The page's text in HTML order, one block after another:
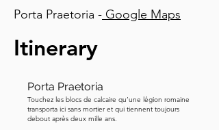
quinzième siècle, cette porte tombait
en ruine. Ainsi, au début du seizième
siècle, la ville décida non seulement de
la réparer mais de la transformer
triomphale honorant l'empereur
Charles Quint. Et ils l'ont chargée de
sens. Regardez tout en haut. C'est la
Porta Praetoria - Google Maps
Itinerary
Porta Praetoria
Touchez les blocs de calcaire qu’une légion romaine
transporta ici sans mortier et qui tiennent toujours
debout après deux mille ans.